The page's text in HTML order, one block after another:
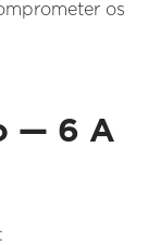
os
— 6 A